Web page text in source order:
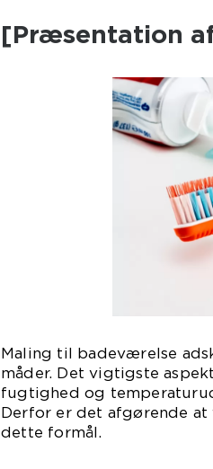
[Præsentation
Maling til badeværelse
måder. Det vigtigste
fugtighed og
Derfor er det afgørende
dette formål.